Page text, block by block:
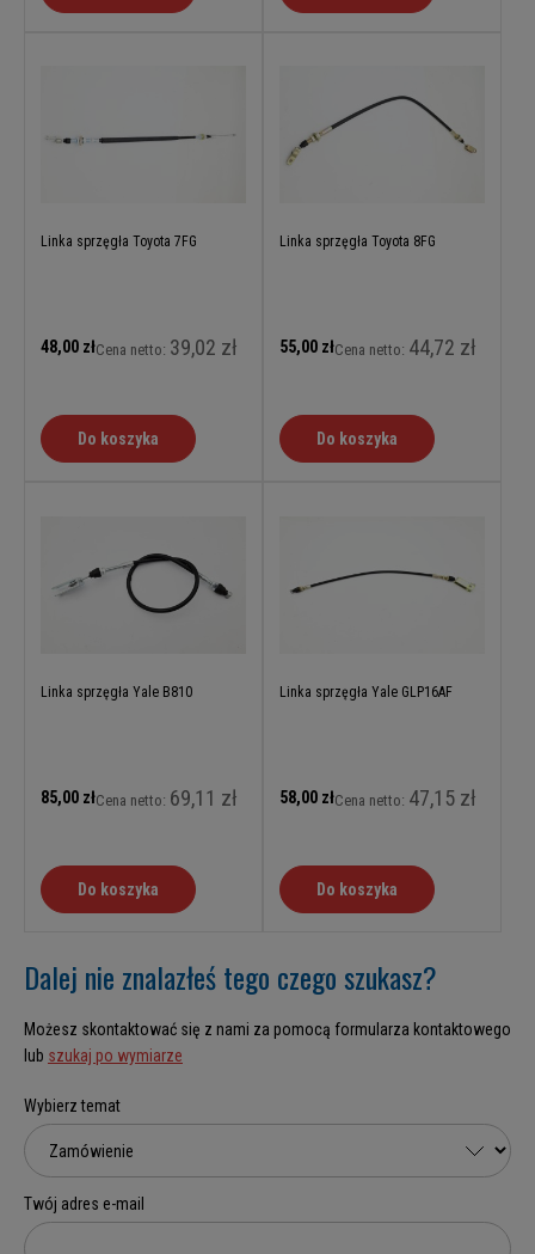
Linka sprzęgła Toyota 7FG
48,00 złCena netto: 39,02 zł
Do koszyka
Linka sprzęgła Toyota 8FG
55,00 złCena netto: 44,72 zł
Do koszyka
Linka sprzęgła Yale B810
85,00 złCena netto: 69,11 zł
Do koszyka
Linka sprzęgła Yale GLP16AF
58,00 złCena netto: 47,15 zł
Do koszyka
Dalej nie znalazłeś tego czego szukasz?
Możesz skontaktować się z nami za pomocą formularza kontaktowego
lub szukaj po wymiarze